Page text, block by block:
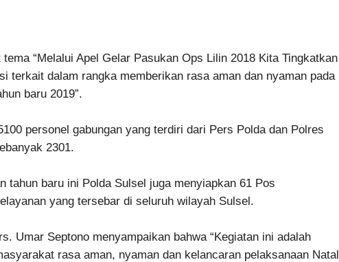
“Melalui Apel Gelar Pasukan Ops Lilin 2018 Kita Tingkatkan
terkait dalam rangka memberikan rasa aman dan nyaman pada
baru 2019”.
personel gabungan yang terdiri dari Pers Polda dan Polres
2301.
tahun baru ini Polda Sulsel juga menyiapkan 61 Pos
yang tersebar di seluruh wilayah Sulsel.
Umar Septono menyampaikan bahwa “Kegiatan ini adalah
rasa aman, nyaman dan kelancaran pelaksanaan Natal